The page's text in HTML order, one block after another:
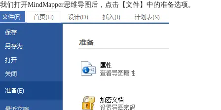
我们打开MindMapper思维导图后，点击【文件】中的准备选项。